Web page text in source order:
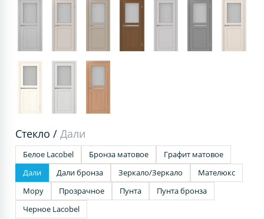
Стекло /Дали
Белое Lacobel Бронза матовое
Графит матовое
Дали
Дали бронза Зеркало/Зеркало
Мателюкс
Мору
Прозрачное Пунта
Пунта бронза
Черное Lacobel